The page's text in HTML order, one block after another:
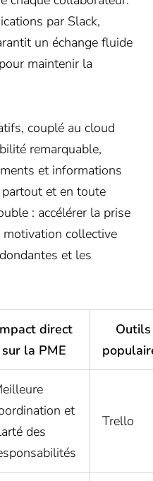
par Slack,
un échange fluide
maintenir la
couplé au cloud
remarquable,
et informations
et en toute
: accélérer la prise
collective
et les
direct
sur la PME
Outils
et
des
Trello